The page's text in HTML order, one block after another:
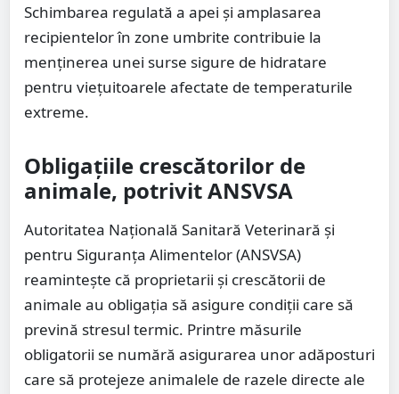
Schimbarea regulată a apei și amplasarea
recipientelor în zone umbrite contribuie la
menținerea unei surse sigure de hidratare
pentru viețuitoarele afectate de temperaturile
extreme.
Obligațiile crescătorilor de
animale, potrivit ANSVSA
Autoritatea Națională Sanitară Veterinară și
pentru Siguranța Alimentelor (ANSVSA)
reamintește că proprietarii și crescătorii de
animale au obligația să asigure condiții care să
prevină stresul termic. Printre măsurile
obligatorii se numără asigurarea unor adăposturi
care să protejeze animalele de razele directe ale